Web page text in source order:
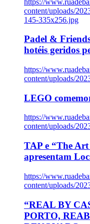
content/uploads/
145-335x256.jpg
Padel &
hotéis geridos
https://
content/uploads/
LEGO
https://
content/uploads/
TAP e “The
apresentam
https://
content/uploads/
“REAL BY
PORTO,